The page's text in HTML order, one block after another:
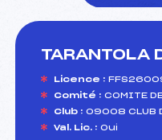
TARANTOLA
Licence :
Comité : COMITE
Club : 09008 CLUB
Val. Lic. : Oui